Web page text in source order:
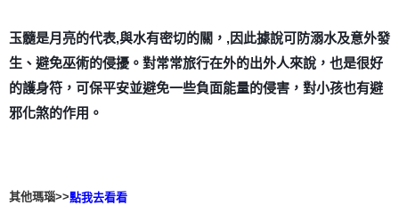
玉髓是月亮的代表,與水有密切的關，,因此據說可防溺水及意外發
生、避免巫術的侵擾。對常常旅行在外的出外人來說，也是很好
的護身符，可保平安並避免一些負面能量的侵害，對小孩也有避
邪化煞的作用。
其他瑪瑙>>點我去看看